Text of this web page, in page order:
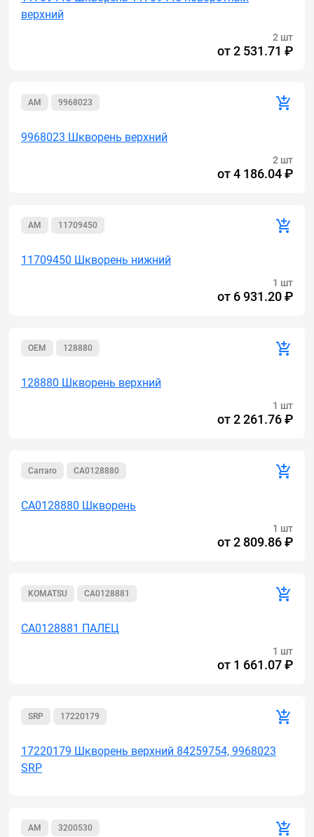
верхний
2 шт
от2 531.71 ₽
AM 9968023
9968023 Шкворень верхний
2 шт
от4 186.04 ₽
AM 11709450
11709450 Шкворень нижний
1 шт
от 6 931.20 ₽
OEM 128880
128880 Шкворень верхний
1 шт
от2 261.76 ₽
Carraro CA0128880
CA0128880 Шкворень
1 шт
от2 809.86 ₽
KOMATSU CA0128881
CA0128881 ПАЛЕЦ
1 шт
от 1 661.07 ₽
SRP 17220179
17220179 Шкворень верхний 84259754, 9968023
SRP
AM 3200530